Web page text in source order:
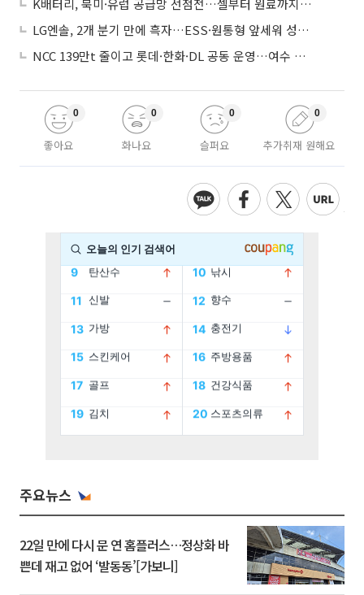
K배터리, 북미·유럽 공급망 선점전…셀부터 원료까지 현지화
LG엔솔, 2개 분기 만에 흑자…ESS·원통형 앞세워 성장 가속
NCC 139만t 줄이고 롯데·한화·DL 공동 운영…여수 1호 본궤도
좋아요
0
화나요
0
슬퍼요
0
추가취재 원해요
0
주요뉴스
22일 만에 다시 문 연 홈플러스…정상화 바
쁜데 재고 없어 ‘발동동’[가보니]